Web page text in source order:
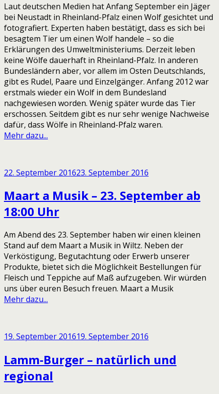
Laut deutschen Medien hat Anfang September ein Jäger
bei Neustadt in Rheinland-Pfalz einen Wolf gesichtet und
fotografiert. Experten haben bestätigt, dass es sich bei
besagtem Tier um einen Wolf handele – so die
Erklärungen des Umweltministeriums. Derzeit leben
keine Wölfe dauerhaft in Rheinland-Pfalz. In anderen
Bundesländern aber, vor allem im Osten Deutschlands,
gibt es Rudel, Paare und Einzelgänger. Anfang 2012 war
erstmals wieder ein Wolf in dem Bundesland
nachgewiesen worden. Wenig später wurde das Tier
erschossen. Seitdem gibt es nur sehr wenige Nachweise
dafür, dass Wölfe in Rheinland-Pfalz waren.
Mehr dazu...
22. September 201623. September 2016
Maart a Musik – 23. September ab
18:00 Uhr
Am Abend des 23. September haben wir einen kleinen
Stand auf dem Maart a Musik in Wiltz. Neben der
Verköstigung, Begutachtung oder Erwerb unserer
Produkte, bietet sich die Möglichkeit Bestellungen für
Fleisch und Teppiche auf Maß aufzugeben. Wir würden
uns über euren Besuch freuen. Maart a Musik
Mehr dazu...
19. September 201619. September 2016
Lamm-Burger – natürlich und
regional